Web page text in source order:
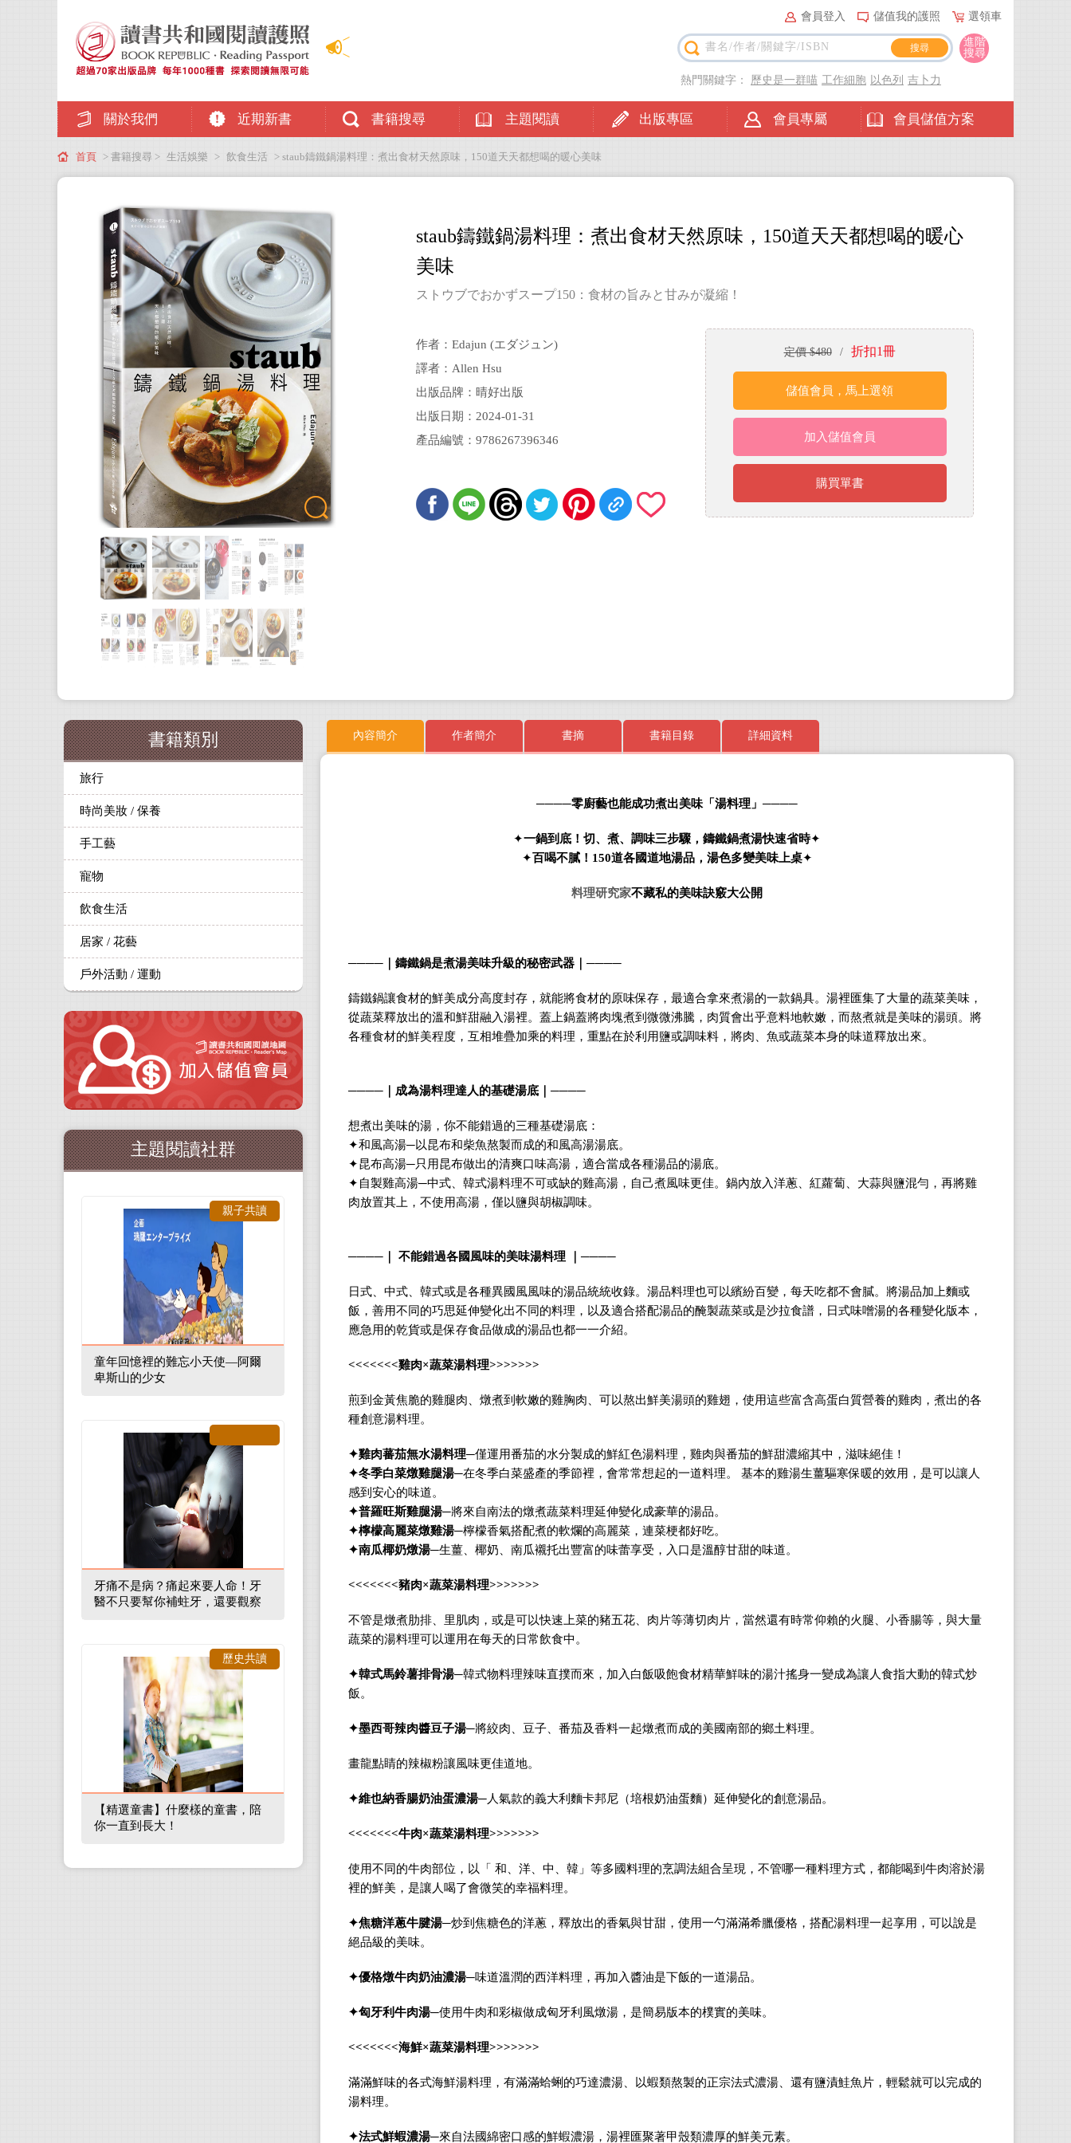
會員登入 儲值我的護照 選領車
關於我們 近期新書 書籍搜尋 主題閱讀 出版專區 會員專屬 會員儲值方案
進階
搜尋
熱門關鍵字： 歷史是一群喵 工作細胞 以色列 吉卜力
首頁 > 書籍搜尋 > 生活娛樂 > 飲食生活 > staub鑄鐵鍋湯料理：煮出食材天然原味，150道天天都想喝的暖心美味
staub鑄鐵鍋湯料理：煮出食材天然原味，150道天天都想喝的暖心
美味
ストウブでおかずスープ150：食材の旨みと甘みが凝縮！
作者：Edajun (エダジュン)
譯者：Allen Hsu
出版品牌：晴好出版
出版日期：2024-01-31
產品編號：9786267396346
定價 $480 / 折扣1冊
儲值會員，馬上選領
加入儲值會員
購買單書
內容簡介 作者簡介 書摘 書籍目錄 詳細資料
────零廚藝也能成功煮出美味「湯料理」 ────
✦一鍋到底！切、煮、調味三步驟，鑄鐵鍋煮湯快速省時✦
✦百喝不膩！ 150道各國道地湯品，湯色多變美味上桌✦
料理研究家不藏私的美味訣竅大公開
──── 鑄鐵鍋是煮湯美味升級的秘密武器 ────
鑄鐵鍋讓食材的鮮美成分高度封存， 就能將食材的原味保存，最適合拿來煮湯的一款鍋具。湯裡匯集了大量的蔬菜美味，
從蔬菜釋放出的溫和鮮甜融入湯裡。蓋上鍋蓋將肉塊煮到微微沸騰，肉質會出乎意料地軟嫩，而熬煮就是美味的湯頭。將
各種食材的鮮美程度，互相堆疊加乘的料理，重點在於利用鹽或調味料，將肉、魚或蔬菜本身的味道釋放出來。
──── ｜成為湯料理達人的基礎湯底｜ ────
想煮出美味的湯，你不能錯過的三種基礎湯底：
✦和風高湯─以昆布和柴魚熬製而成的和風高湯湯底。
✦昆布高湯─只用昆布做出的清爽口味高湯，適合當成各種湯品的湯底。
✦ 自製雞高湯─中式、韓式湯料理不可或缺的雞高湯，自己煮風味更佳。 鍋內放入洋蔥、紅蘿蔔、大蒜與鹽混勻，再將雞
肉放置其上，不使用高湯，僅以鹽與胡椒調味。
──── 不能錯過各國風味的美味湯料理 ────
日式、中式、韓式或是各種異國風風味的湯品統統收錄。湯品料理也可以繽紛百變，每天吃都不會膩。將湯品加上麵或
飯，善用不同的巧思延伸變化出不同的料理，以及適合搭配湯品的醃製蔬菜或是沙拉食譜，日式味噌湯的各種變化版本，
應急用的乾貨或是保存食品做成的湯品也都一一介紹。
<<<<<<<雞肉×蔬菜湯料理>>>>>>>
煎到金黃焦脆的雞腿肉、燉煮到軟嫩的雞胸肉、可以熬出鮮美湯頭的雞翅，使用這些富含高蛋白質營養的雞肉，煮出的各
種創意湯料理。
✦雞肉蕃茄無水湯料理─僅運用番茄的水分製成的鮮紅色湯料理，雞肉與番茄的鮮甜濃縮其中，滋味絕佳！
✦冬季白菜燉雞腿湯─在冬季白菜盛產的季節裡，會常常想起的一道料理。
基本的雞湯生薑驅寒保暖的效用，是可以讓人
感到安心的味道。
✦普羅旺斯雞腿湯─將來自南法的燉煮蔬菜料理延伸變化成豪華的湯品。
✦檸檬高麗菜燉雞湯─檸檬香氣搭配煮的軟爛的高麗菜，連菜梗都好吃。
✦南瓜椰奶燉湯─生薑、椰奶、南瓜襯托出豐富的味蕾享受，入口是溫醇甘甜的味道。
<<<<<<<豬肉×蔬菜湯料理>>>>>>>
不管是燉煮肋排、里肌肉，或是可以快速上菜的豬五花、肉片等薄切肉片，當然還有時常仰賴的火腿、小香腸等，與大量
蔬菜的湯料理可以運用在每天的日常飲食中。
✦韓式馬鈴薯排骨湯─韓式物料理辣味直撲而來，加入白飯吸飽食材精華鮮味的湯汁搖身一變成為讓人食指大動的韓式炒
飯。
✦墨西哥辣肉醬豆子湯─將絞肉、豆子、番茄及香料一起燉煮而成的美國南部的鄉土料理。
畫龍點睛的辣椒粉讓風味更佳道地。
✦維也納香腸奶油蛋濃湯─人氣款的義大利麵卡邦尼（培根奶油蛋麵）延伸變化的創意湯品。
<<<<<<<牛肉×蔬菜湯料理>>>>>>>
使用不同的牛肉部位，以「 和、洋、中、韓」等多國料理的烹調法組合呈現，不管哪一種料理方式，都能喝到牛肉溶於湯
裡的鮮美，是讓人喝了會微笑的幸福料理。
✦焦糖洋蔥牛腱湯─炒到焦糖色的洋蔥，釋放出的香氣與甘甜，使用一勺滿滿希臘優格，搭配湯料理一起享用，可以說是
絕品級的美味。
✦優格燉牛肉奶油濃湯─味道溫潤的西洋料理，再加入醬油是下飯的一道湯品。
✦匈牙利牛肉湯─使用牛肉和彩椒做成匈牙利風燉湯，是簡易版本的樸實的美味。
<<<<<<<海鮮×蔬菜湯料理>>>>>>>
滿滿鮮味的各式海鮮湯料理，有滿滿蛤蜊的巧達濃湯、以蝦類熬製的正宗法式濃湯、還有鹽漬鮭魚片，輕鬆就可以完成的
湯料理。
✦法式鮮蝦濃湯─來自法國綿密口感的鮮蝦濃湯，湯裡匯聚著甲殼類濃厚的鮮美元素。
書籍類別
旅行
時尚美妝 / 保養
手工藝
寵物
飲食生活
居家 / 花藝
戶外活動 / 運動
主題閱讀社群
童年回憶裡的難忘小天使—阿爾
卑斯山的少女
親子共讀
牙痛不是病？痛起來要人命！牙
醫不只要幫你補蛀牙，還要觀察
【精選童書】什麼樣的童書，陪
你一直到長大！
歷史共讀